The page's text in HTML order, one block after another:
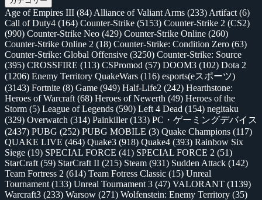
Age of Empires III (84) Alliance of Valiant Arms (233) Artifact (6)
Call of Duty4 (164) Counter-Strike (5153) Counter-Strike 2 (CS2)
(990) Counter-Strike Neo (429) Counter-Strike Online (260)
Counter-Strike Online 2 (18) Counter-Strike: Condition Zero (63)
Counter-Strike: Global Offensive (3250) Counter-Strike: Source
(395) CROSSFIRE (113) CSPromod (57) DOOM3 (102) Dota 2
(1206) Enemy Territory QuakeWars (116) esports(eスポーツ)
(3143) Fortnite (8) Game (949) Half-Life2 (242) Hearthstone:
Heroes of Warcraft (68) Heroes of Newerth (49) Heroes of the
Storm (5) League of Legends (590) Left 4 Dead (154) negitaku
(329) Overwatch (314) Painkiller(133) PC・ゲーミングデバイス
(2437) PUBG (252) PUBG MOBILE (3) Quake Champions (117)
QUAKE LIVE (464) Quake3 (918) Quake4 (393) Rainbow Six
Siege (19) SPECIAL FORCE (41) SPECIAL FORCE 2 (51)
StarCraft (59) StarCraft II (215) Steam (931) Sudden Attack (142)
Team Fortress 2 (614) Team Fotress Classic (15) Unreal
Tournament (133) Unreal Tournament 3 (47) VALORANT (1139)
Warcraft3 (233) Warsow (271) Wolfenstein: Enemy Territory (35)